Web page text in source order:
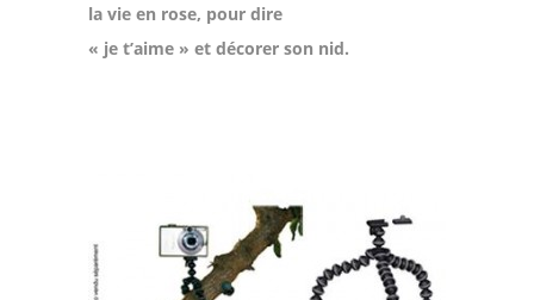
la vie en rose, pour dire
« je t’aime » et décorer son nid.